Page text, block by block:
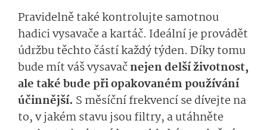
Pravidelně také kontrolujte samotnou
hadici vysavače a kartáč. Ideální je provádět
údržbu těchto částí každý týden. Díky tomu
bude mít váš vysavačnejen delší životnost,
ale také bude při opakovaném používání
účinnější. S měsíční frekvencí se dívejte na
to, v jakém stavu jsou filtry, a utáhněte